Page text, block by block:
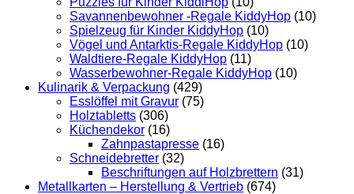
Savannenbewohner -Regale KiddyHop (10)
Spielzeug für Kinder KiddyHop (10)
Vögel und Antarktis-Regale KiddyHop (10)
Waldtiere-Regale KiddyHop (11)
Wasserbewohner-Regale KiddyHop (10)
Kulinarik & Verpackung (429)
Esslöffel mit Gravur (75)
Holztabletts (306)
Küchendekor (16)
Zahnpastapresse (16)
Schneidebretter (32)
Beschriftungen auf Holzbrettern (31)
Metallkarten – Herstellung & Vertrieb (674)